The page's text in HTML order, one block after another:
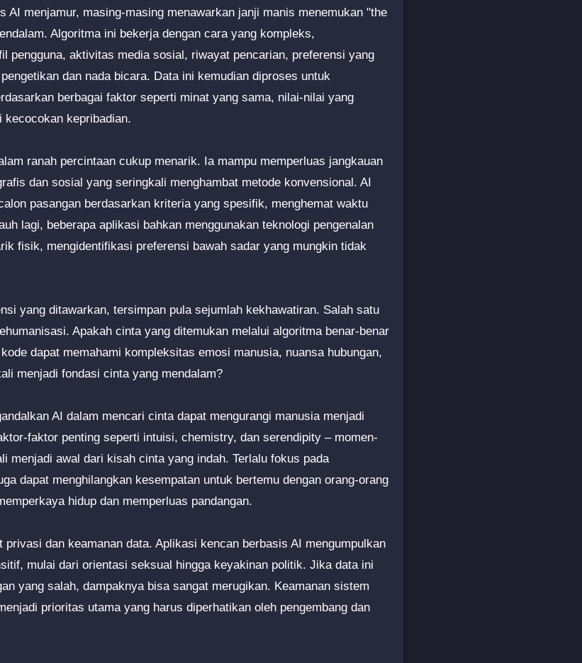
AI menjamur, masing-masing menawarkan janji manis menemukan "the
Algoritma ini bekerja dengan cara yang kompleks,
pengguna, aktivitas media sosial, riwayat pencarian, preferensi yang
dan nada bicara. Data ini kemudian diproses untuk
berbagai faktor seperti minat yang sama, nilai-nilai yang
kecocokan kepribadian.
ranah percintaan cukup menarik. Ia mampu memperluas jangkauan
dan sosial yang seringkali menghambat metode konvensional. AI
pasangan berdasarkan kriteria yang spesifik, menghemat waktu
lagi, beberapa aplikasi bahkan menggunakan teknologi pengenalan
fisik, mengidentifikasi preferensi bawah sadar yang mungkin tidak
yang ditawarkan, tersimpan pula sejumlah kekhawatiran. Salah satu
Apakah cinta yang ditemukan melalui algoritma benar-benar
dapat memahami kompleksitas emosi manusia, nuansa hubungan,
menjadi fondasi cinta yang mendalam?
AI dalam mencari cinta dapat mengurangi manusia menjadi
faktor penting seperti intuisi, chemistry, dan serendipity – momen-
menjadi awal dari kisah cinta yang indah. Terlalu fokus pada
dapat menghilangkan kesempatan untuk bertemu dengan orang-orang
hidup dan memperluas pandangan.
dan keamanan data. Aplikasi kencan berbasis AI mengumpulkan
mulai dari orientasi seksual hingga keyakinan politik. Jika data ini
yang salah, dampaknya bisa sangat merugikan. Keamanan sistem
prioritas utama yang harus diperhatikan oleh pengembang dan